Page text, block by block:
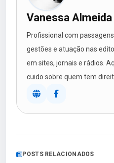
Vanessa Almeida
Profissional com
gestões e atuação nas
em sites, jornais e rádios.
cuido sobre quem tem
POSTS RELACIONADOS